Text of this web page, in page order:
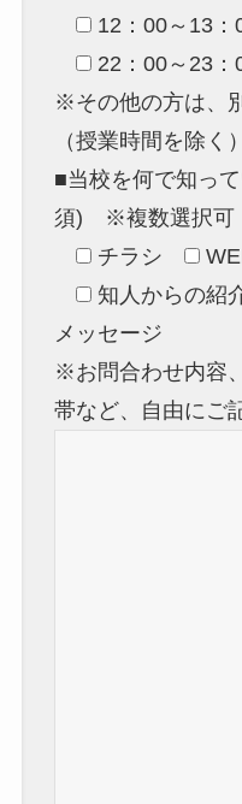
12：00～13：
22：00～23：
※その他の方は、
（授業時間を除く）
■当校を何で知っ
須) ※複数選択可
チラシ
知人からの紹
メッセージ
※お問合わせ内容
帯など、自由にご